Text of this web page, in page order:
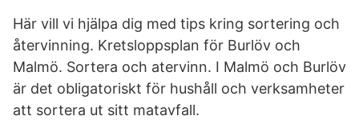
Här vill vi hjälpa dig med tips kring sortering och
återvinning. Kretsloppsplan för Burlöv och
Malmö. Sortera och atervinn. I Malmö och Burlöv
är det obligatoriskt för hushåll och verksamheter
att sortera ut sitt matavfall.